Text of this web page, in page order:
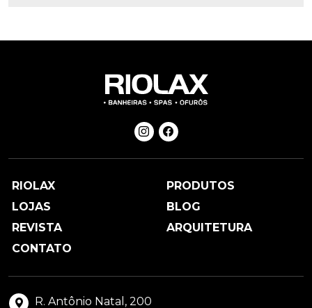
RIOLAX
PRODUTOS
LOJAS
BLOG
REVISTA
ARQUITETURA
CONTATO
R. Antônio Natal, 200